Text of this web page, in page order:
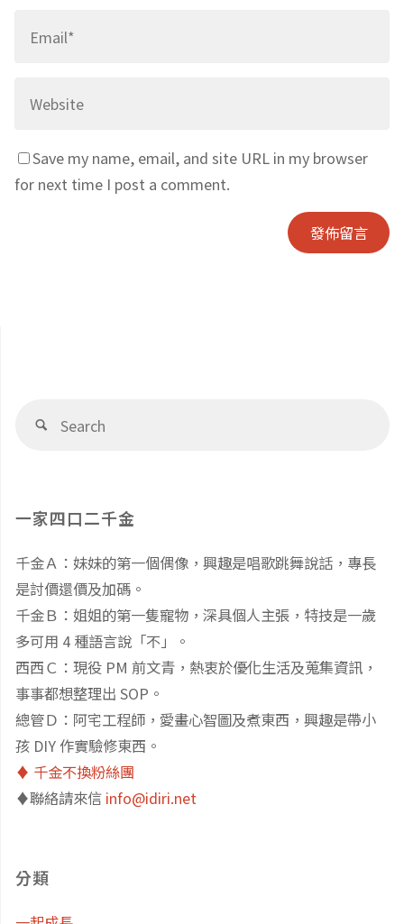
Save my name, email, and site URL in my browser
for next time I post a comment.
Search
一家四口二千金
千金Ａ：妹妹的第一個偶像，興趣是唱歌跳舞說話，專長
是討價還價及加碼。
千金Ｂ：姐姐的第一隻寵物，深具個人主張，特技是一歲
多可用 4 種語言說「不」。
西西Ｃ：現役 PM 前文青，熱衷於優化生活及蒐集資訊，
事事都想整理出 SOP。
總管Ｄ：阿宅工程師，愛畫心智圖及煮東西，興趣是帶小
孩 DIY 作實驗修東西。
♦️ 千金不換粉絲團
♦️聯絡請來信 info@idiri.net
分類